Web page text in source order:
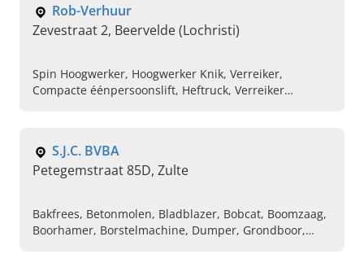
Rob-Verhuur
Zevestraat 2, Beervelde (Lochristi)
Spin Hoogwerker, Hoogwerker Knik, Verreiker,
Compacte éénpersoonslift, Heftruck, Verreiker
S.J.C. BVBA
Petegemstraat 85D, Zulte
Bakfrees, Betonmolen, Bladblazer, Bobcat, Boomzaag,
Boorhamer, Borstelmachine, Dumper, Grondboor,